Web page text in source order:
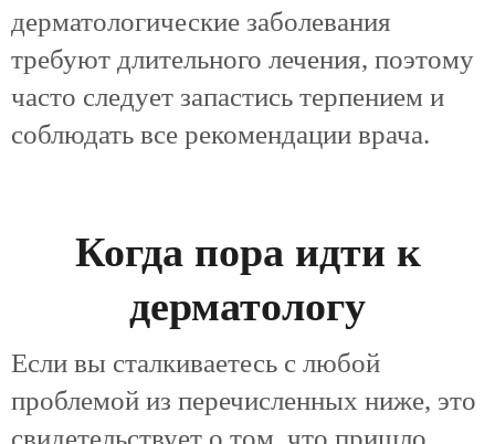
дерматологические заболевания
требуют длительного лечения, поэтому
часто следует запастись терпением и
соблюдать все рекомендации врача.
Когда пора идти к
дерматологу
Если вы сталкиваетесь с любой
проблемой из перечисленных ниже, это
свидетельствует о том, что пришло